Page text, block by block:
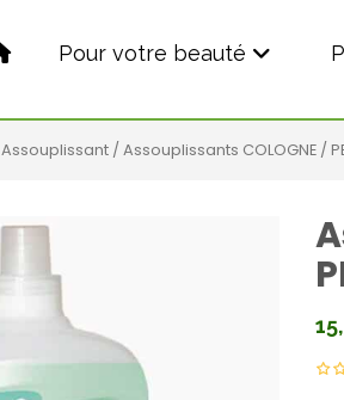
Pour votre beauté
Assouplissant / Assouplissants COLOGNE /